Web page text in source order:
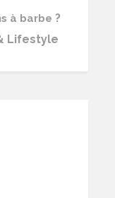
à barbe ?
Lifestyle